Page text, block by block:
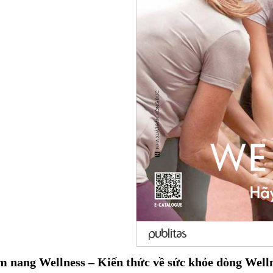
nang Wellness – Kiến thức về sức khỏe dòng